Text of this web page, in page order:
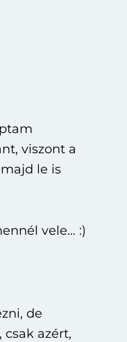
viszont a
le is
vele… :)
de
azért,